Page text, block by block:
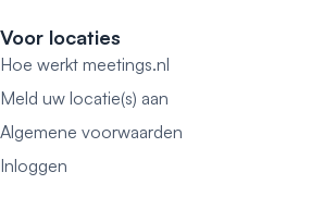
Voor locaties
Hoe werkt meetings.nl
Meld uw locatie(s) aan
Algemene voorwaarden
Inloggen